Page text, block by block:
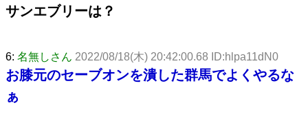
サンエブリーは？
6: 名無しさん 2022/08/18(木) 20:42:00.68 ID:hlpa11dN0
お膝元のセーブオンを潰した群馬でよくやるな
ぁ